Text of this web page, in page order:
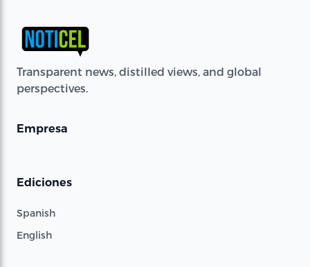
Transparent news, distilled views, and global
perspectives.
Empresa
Ediciones
Spanish
English